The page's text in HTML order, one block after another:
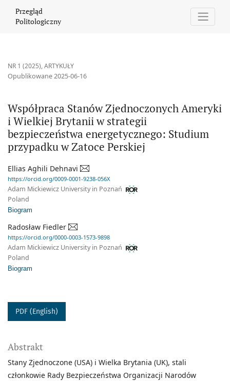
Przegląd
Politologiczny
NR 1 (2025),ARTYKUŁY
Współpraca Stanów Zjednoczonych Ameryki
i Wielkiej Brytanii w strategii
bezpieczeństwa energetycznego: Studium
przypadku w Zatoce Perskiej
Opublikowane 2025-06-16
Ellias Aghili Dehnavi
https://orcid.org/0009-0001-9238-056X
Adam Mickiewicz University in Poznań
Poland
Biogram
Radosław Fiedler
https://orcid.org/0000-0003-1573-9898
Adam Mickiewicz University in Poznań
Poland
Biogram
PDF (English)
Abstrakt
Stany Zjednoczone (USA) i Wielka Brytania (UK), stali
członkowie Rady Bezpieczeństwa Organizacji Narodów